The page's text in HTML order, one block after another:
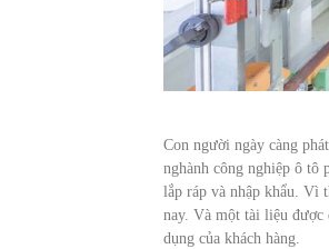
Con người ngày càng
nghành công nghiệp ô tô
lắp ráp và nhập khẩu. Vì
nay. Và một tài liệu được
dụng của khách hàng.